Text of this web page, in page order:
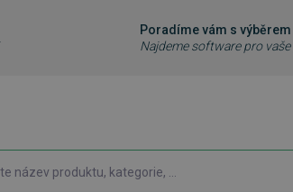
Poradíme vám s výběrem
Najdeme software pro